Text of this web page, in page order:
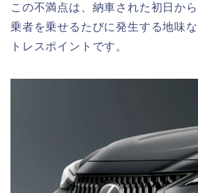
この不満点は、納車された初日か
乗者を乗せるたびに発生する地味
トレスポイントです。